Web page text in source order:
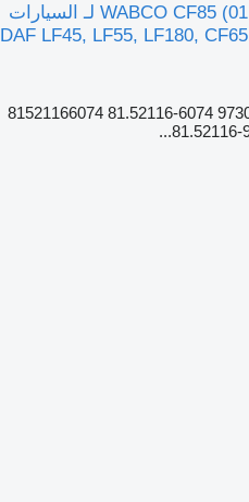
صمام الهواء WABCO CF85 (01.01-) 0481026304 لـ السيارات
0481026304 9730060030 9730060020 81.52116-6074 81521166074